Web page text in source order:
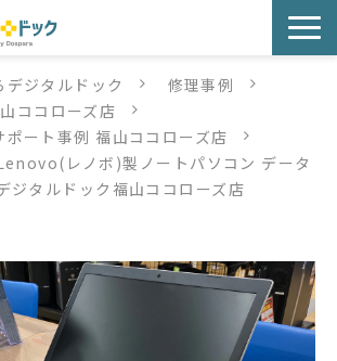
ジタルドック
修理事例
ココローズ店
ポート事例 福山ココローズ店
レノボ)製ノートパソコン データ
ジタルドック福山ココローズ店